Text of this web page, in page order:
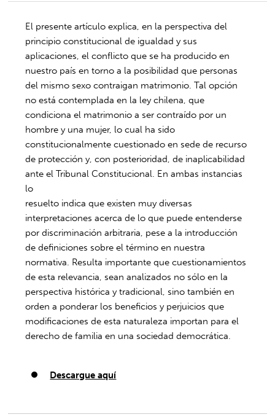
El presente artículo explica, en la perspectiva del
principio constitucional de igualdad y sus
aplicaciones, el conflicto que se ha producido en
nuestro país en torno a la posibilidad que personas
del mismo sexo contraigan matrimonio. Tal opción
no está contemplada en la ley chilena, que
condiciona el matrimonio a ser contraído por un
hombre y una mujer, lo cual ha sido
constitucionalmente cuestionado en sede de recurso
de protección y, con posterioridad, de inaplicabilidad
ante el Tribunal Constitucional. En ambas instancias
lo
resuelto indica que existen muy diversas
interpretaciones acerca de lo que puede entenderse
por discriminación arbitraria, pese a la introducción
de definiciones sobre el término en nuestra
normativa. Resulta importante que cuestionamientos
de esta relevancia, sean analizados no sólo en la
perspectiva histórica y tradicional, sino también en
orden a ponderar los beneficios y perjuicios que
modificaciones de esta naturaleza importan para el
derecho de familia en una sociedad democrática.
Descargue aquí